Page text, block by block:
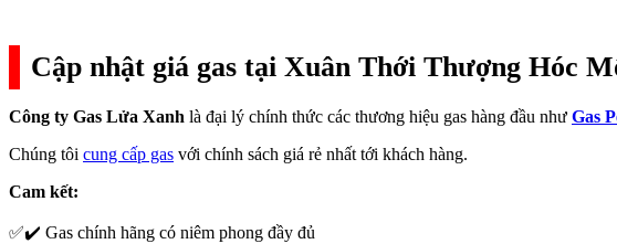
Cập nhật giá gas tại Xuân Thới Thượng Hóc
Công ty Gas Lửa Xanh là đại lý chính thức các thương hiệu gas hàng đầu như Gas
Chúng tôi cung cấp gas với chính sách giá rẻ nhất tới khách hàng.
Cam kết:
✅✔️ Gas chính hãng có niêm phong đầy đủ